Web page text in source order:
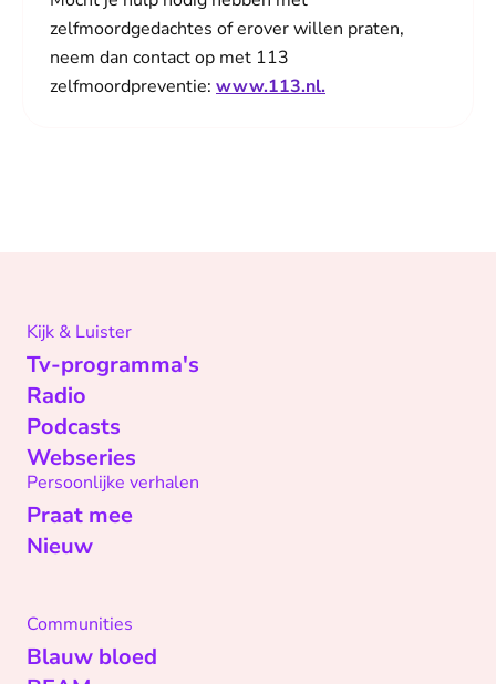
zelfmoordgedachtes of erover willen praten,
neem dan contact op met 113
zelfmoordpreventie: www.113.nl.
Kijk & Luister
Tv-programma's
Radio
Podcasts
Webseries
Persoonlijke verhalen
Praat mee
Nieuw
Communities
Blauw bloed